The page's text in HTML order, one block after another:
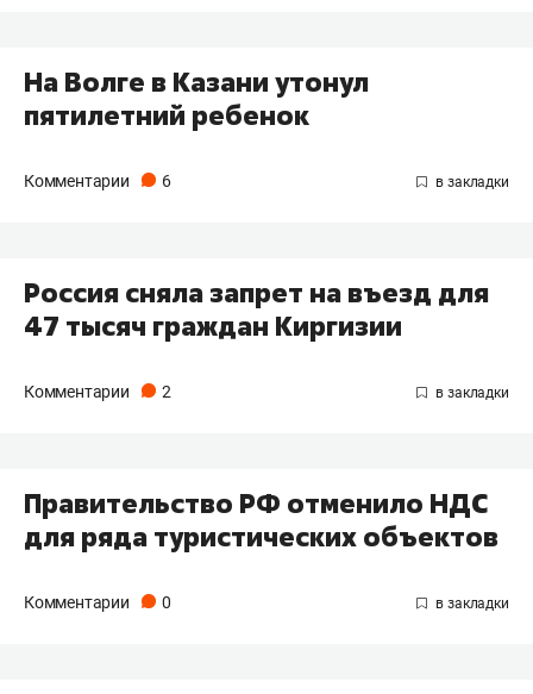
На Волге в Казани утонул
пятилетний ребенок
Комментарии 6
Россия сняла запрет на въезд для
47 тысяч граждан Киргизии
Комментарии 2
Правительство РФ отменило НДС
для ряда туристических объектов
Комментарии 0